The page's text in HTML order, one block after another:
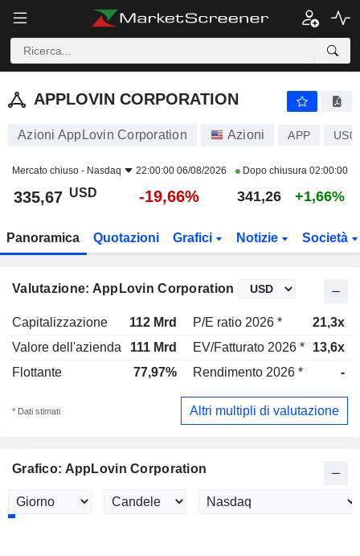
APPLOVIN CORPORATION
APPLOVIN CORPORATION
Azioni AppLovin Corporation Azioni APP
Mercato chiuso - Nasdaq 22:00:00 06/08/2026 Dopo chiusura 02:00:00
335,67 USD -19,66% 341,26 +1,66%
Panoramica Quotazioni Grafici Notizie Società
Valutazione: AppLovin Corporation
Capitalizzazione 112 Mrd P/E ratio 2026 *
21,3x
Valore dell'azienda
111 Mrd EV/Fatturato 2026 *
13,6x
Flottante
77,97% Rendimento 2026 * -
* Dati stimati Altri multipli di valutazione
Grafico: AppLovin Corporation